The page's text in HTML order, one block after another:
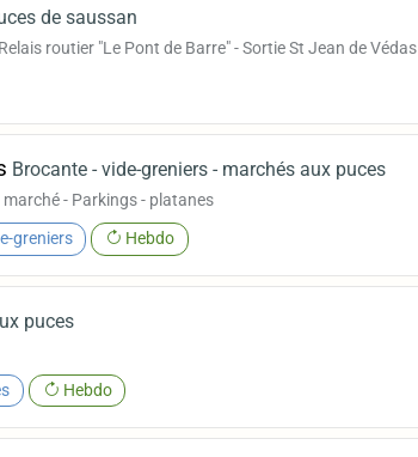
de saussan
routier "Le Pont de Barre" - Sortie St Jean de Védas
Brocante - vide-greniers - marchés aux puces
- Parkings - platanes
greniers Hebdo
puces
Hebdo